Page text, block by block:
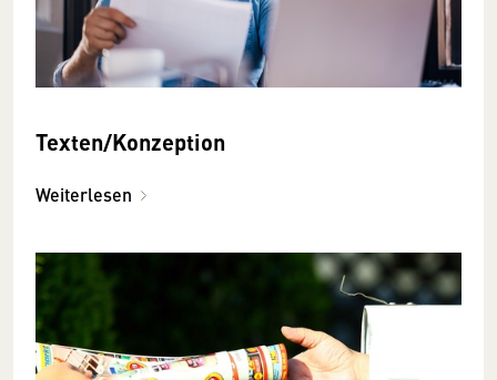
Texten/Konzeption
Weiterlesen